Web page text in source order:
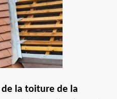
la toiture de la